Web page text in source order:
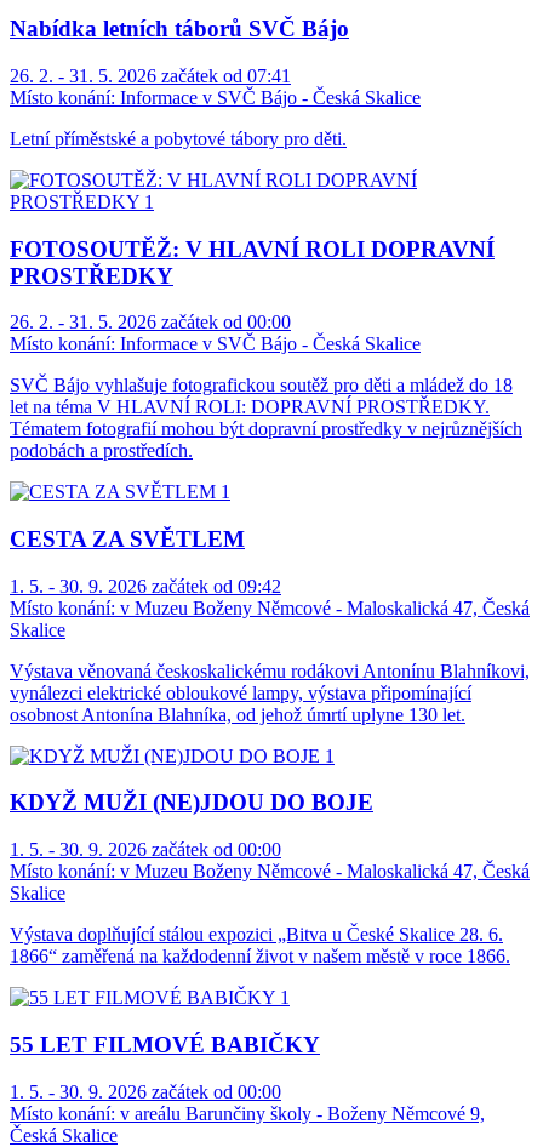
Nabídka letních táborů SVČ Bájo
26. 2. - 31. 5. 2026 začátek od 07:41
Místo konání: Informace v SVČ Bájo - Česká Skalice
Letní příměstské a pobytové tábory pro děti.
FOTOSOUTĚŽ: V HLAVNÍ ROLI DOPRAVNÍ
PROSTŘEDKY
26. 2. - 31. 5. 2026 začátek od 00:00
Místo konání: Informace v SVČ Bájo - Česká Skalice
SVČ Bájo vyhlašuje fotografickou soutěž pro děti a mládež do 18
let na téma V HLAVNÍ ROLI: DOPRAVNÍ PROSTŘEDKY.
Tématem fotografií mohou být dopravní prostředky v nejrůznějších
podobách a prostředích.
CESTA ZA SVĚTLEM
1. 5. - 30. 9. 2026 začátek od 09:42
Místo konání: v Muzeu Boženy Němcové - Maloskalická 47, Česká
Skalice
Výstava věnovaná českoskalickému rodákovi Antonínu Blahníkovi,
vynálezci elektrické obloukové lampy, výstava připomínající
osobnost Antonína Blahníka, od jehož úmrtí uplyne 130 let.
KDYŽ MUŽI (NE)JDOU DO BOJE
1. 5. - 30. 9. 2026 začátek od 00:00
Místo konání: v Muzeu Boženy Němcové - Maloskalická 47, Česká
Skalice
Výstava doplňující stálou expozici „Bitva u České Skalice 28. 6.
1866“ zaměřená na každodenní život v našem městě v roce 1866.
55 LET FILMOVÉ BABIČKY
1. 5. - 30. 9. 2026 začátek od 00:00
Místo konání: v areálu Barunčiny školy - Boženy Němcové 9,
Česká Skalice